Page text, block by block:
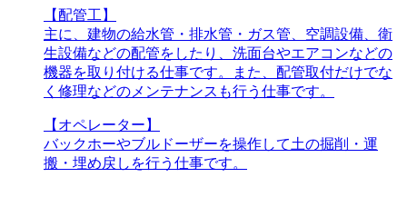
【配管工】
主に、建物の給水管・排水管・ガス管、空調設備、衛
生設備などの配管をしたり、洗面台やエアコンなどの
機器を取り付ける仕事です。また、配管取付だけでな
く修理などのメンテナンスも行う仕事です。
【オペレーター】
バックホーやブルドーザーを操作して土の掘削・運
搬・埋め戻しを行う仕事です。